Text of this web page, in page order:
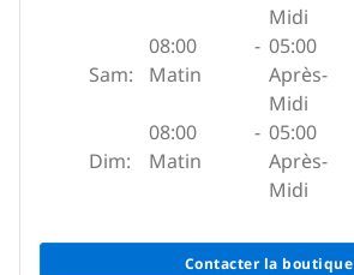
Midi
Sam:
08:00
Matin
- 05:00
Après-
Midi
Dim:
08:00
Matin
- 05:00
Après-
Midi
Contacter la boutique